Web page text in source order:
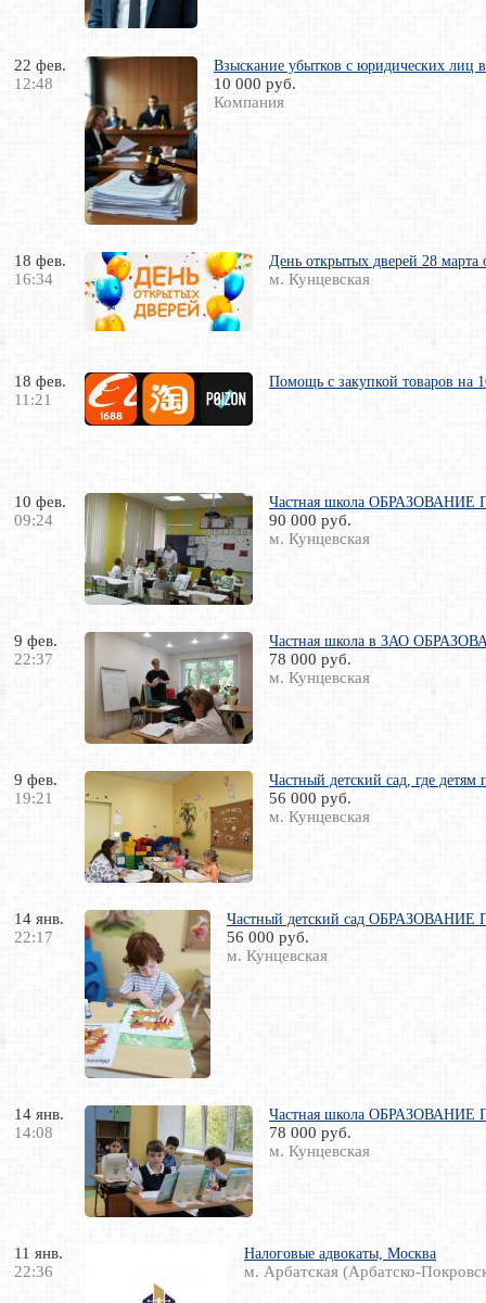
22 фев.
12:48
Взыскание убытков с юридических лиц
10 000 руб.
Компания
18 фев.
16:34
День открытых дверей 28 марта
м. Кунцевская
18 фев.
11:21
Помощь с закупкой товаров на
10 фев.
09:24
Частная школа ОБРАЗОВАНИЕ
90 000 руб.
м. Кунцевская
9 фев.
22:37
Частная школа в ЗАО
78 000 руб.
м. Кунцевская
9 фев.
19:21
Частный детский сад, где
56 000 руб.
м. Кунцевская
14 янв.
22:17
Частный детский сад ОБРАЗОВАНИЕ
56 000 руб.
м. Кунцевская
14 янв.
14:08
Частная школа ОБРАЗОВАНИЕ
78 000 руб.
м. Кунцевская
11 янв.
22:36
Налоговые адвокаты, Москва
м. Арбатская (Арбатско-